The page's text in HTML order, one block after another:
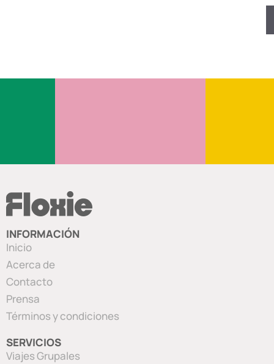
INFORMACIÓN
Inicio
Acerca de
Contacto
Prensa
Términos y condiciones
SERVICIOS
Viajes Grupales